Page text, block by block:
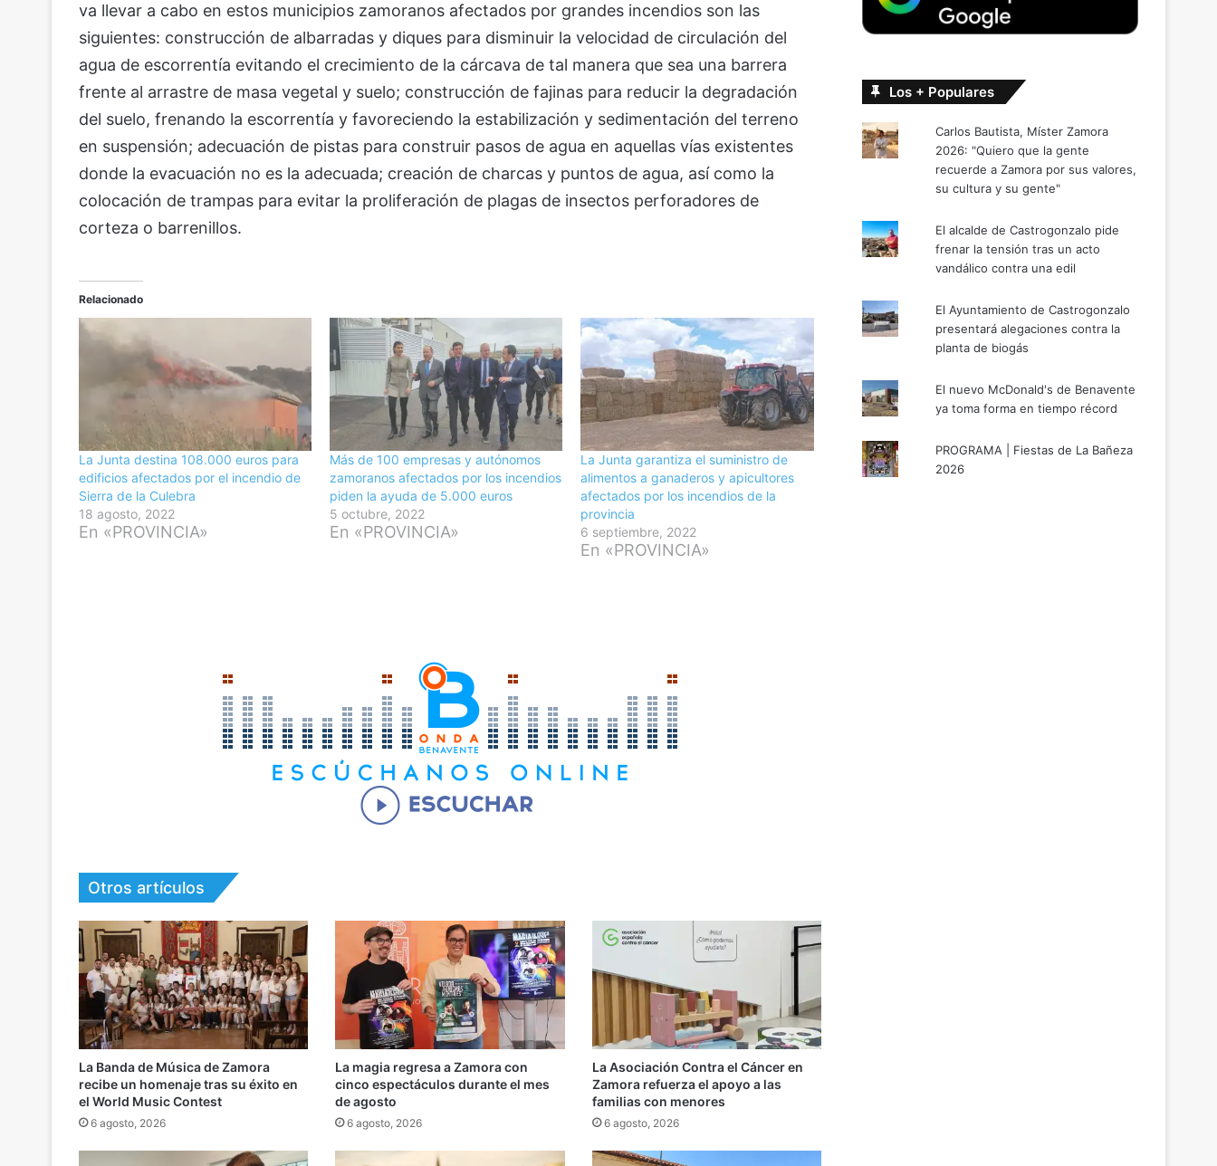
va llevar a cabo en estos municipios zamoranos afectados por grandes incendios son las
siguientes: construcción de albarradas y diques para disminuir la velocidad de circulación del
agua de escorrentía evitando el crecimiento de la cárcava de tal manera que sea una barrera
frente al arrastre de masa vegetal y suelo; construcción de fajinas para reducir la degradación
del suelo, frenando la escorrentía y favoreciendo la estabilización y sedimentación del terreno
en suspensión; adecuación de pistas para construir pasos de agua en aquellas vías existentes
donde la evacuación no es la adecuada; creación de charcas y puntos de agua, así como la
colocación de trampas para evitar la proliferación de plagas de insectos perforadores de
corteza o barrenillos.
Relacionado
La Junta destina 108.000 euros para
edificios afectados por el incendio de
Sierra de la Culebra
18 agosto, 2022
En «PROVINCIA»
Más de 100 empresas y autónomos
zamoranos afectados por los incendios
piden la ayuda de 5.000 euros
5 octubre, 2022
En «PROVINCIA»
La Junta garantiza el suministro de
alimentos a ganaderos y apicultores
afectados por los incendios de la
provincia
6 septiembre, 2022
En «PROVINCIA»
Otros artículos
La Banda de Música de Zamora
recibe un homenaje tras su éxito en
el World Music Contest
6 agosto, 2026
La magia regresa a Zamora con
cinco espectáculos durante el mes
de agosto
6 agosto, 2026
La Asociación Contra el Cáncer en
Zamora refuerza el apoyo a las
familias con menores
6 agosto, 2026
Los + Populares
Carlos Bautista, Míster Zamora
2026: "Quiero que la gente
recuerde a Zamora por sus valores,
su cultura y su gente"
El alcalde de Castrogonzalo pide
frenar la tensión tras un acto
vandálico contra una edil
El Ayuntamiento de Castrogonzalo
presentará alegaciones contra la
planta de biogás
El nuevo McDonald's de Benavente
ya toma forma en tiempo récord
PROGRAMA | Fiestas de La Bañeza
2026